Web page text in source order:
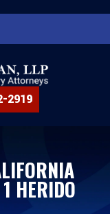
2919
HERIDO